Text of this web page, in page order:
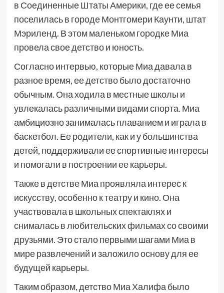
в Соединенные Штаты Америки, где ее семья
поселилась в городе Монтгомери Каунти, штат
Мэриленд. В этом маленьком городке Миа
провела свое детство и юность.
Согласно интервью, которые Миа давала в
разное время, ее детство было достаточно
обычным. Она ходила в местные школы и
увлекалась различными видами спорта. Миа
амбициозно занималась плаванием и играла в
баскетбол. Ее родители, как и у большинства
детей, поддерживали ее спортивные интересы
и помогали в построении ее карьеры.
Также в детстве Миа проявляла интерес к
искусству, особенно к театру и кино. Она
участвовала в школьных спектаклях и
снималась в любительских фильмах со своими
друзьями. Это стало первыми шагами Миа в
мире развлечений и заложило основу для ее
будущей карьеры.
Таким образом, детство Миа Халифа было